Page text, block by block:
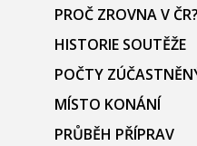
PROČ ZROVNA V ČR?
HISTORIE SOUTĚŽE
POČTY
MÍSTO KONÁNÍ
PRŮBĚH PŘÍPRAV